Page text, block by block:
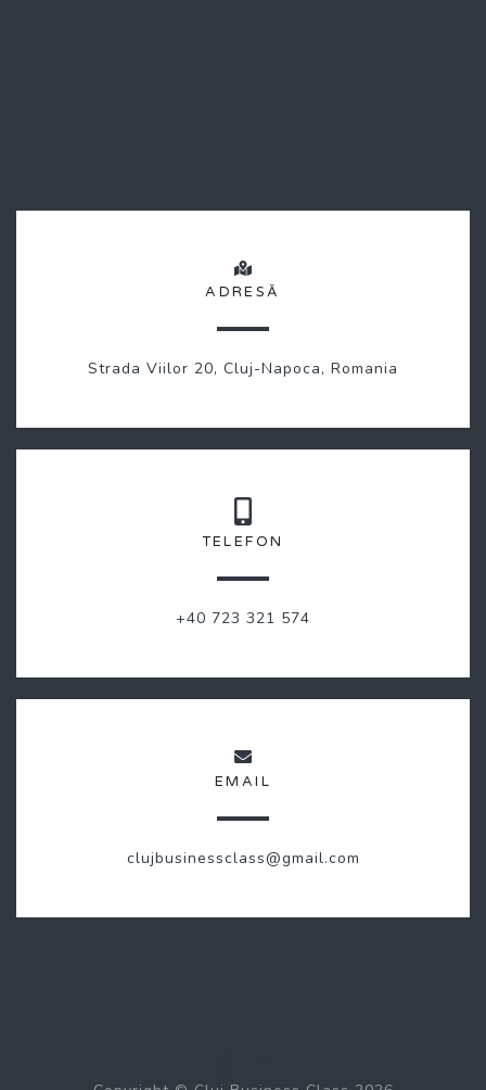
ADRESĂ
Strada Viilor 20, Cluj-Napoca, Romania
TELEFON
+40 723 321 574
EMAIL
clujbusinessclass@gmail.com